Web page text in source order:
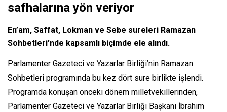
safhalarına yön veriyor
En’am, Saffat, Lokman ve Sebe sureleri Ramazan
Sohbetleri’nde kapsamlı biçimde ele alındı.
Parlamenter Gazeteci ve Yazarlar Birliği’nin Ramazan
Sohbetleri programında bu kez dört sure birlikte işlendi.
Programda konuşan önceki dönem milletvekillerinden,
Parlamenter Gazeteci ve Yazarlar Birliği Başkanı İbrahim